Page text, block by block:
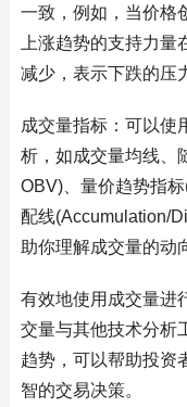
一致，例如，当价格
上涨趋势的支持力
减少，表示下跌的压
成交量指标：可以使
析，如成交量均线、
OBV)、量价趋势指
配线(Accumulation/
助你理解成交量的动
有效地使用成交量进
交量与其他技术分析
趋势，可以帮助投资
智的交易决策。